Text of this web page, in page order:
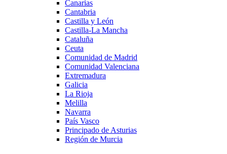
Canarias
Cantabria
Castilla y León
Castilla-La Mancha
Cataluña
Ceuta
Comunidad de Madrid
Comunidad Valenciana
Extremadura
Galicia
La Rioja
Melilla
Navarra
País Vasco
Principado de Asturias
Región de Murcia